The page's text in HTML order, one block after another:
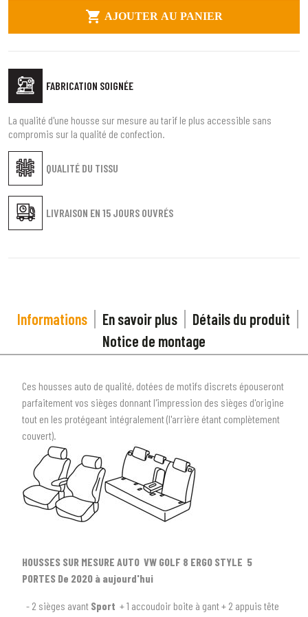
 AJOUTER AU PANIER
FABRICATION SOIGNÉE
QUALITÉ DU TISSU
LIVRAISON EN 15 JOURS OUVRÉS
La qualité d'une housse sur mesure au tarif le plus accessible sans
compromis sur la qualité de confection.
Informations En savoir plus
Détails du produit
Notice de montage
Ces housses auto de qualité, dotées de motifs discrets épouseront
parfaitement vos sièges donnant l'impression des sièges d'origine
tout en les protégeant intégralement (l'arrière étant complètement
couvert).
HOUSSES SUR MESURE AUTO VW GOLF 8 ERGO STYLE 5
PORTES De 2020 à aujourd'hui
- 2 sièges avant Sport + 1 accoudoir boite à gant + 2 appuis tête